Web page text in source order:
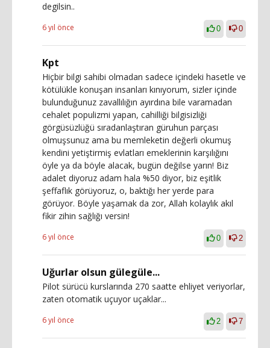
degilsin..
6 yıl önce 0 0
Kpt
Hiçbir bilgi sahibi olmadan sadece içindeki hasetle ve
kötülükle konuşan insanları kınıyorum, sizler içinde
bulunduğunuz zavallılığın ayırdına bile varamadan
cehalet populizmi yapan, cahilliği bilgisizliği
görgüsüzlüğü sıradanlaştıran güruhun parçası
olmuşsunuz ama bu memleketin değerli okumuş
kendini yetiştirmiş evlatları emeklerinin karşılığını
öyle ya da böyle alacak, bugün değilse yarın! Biz
adalet diyoruz adam hala %50 diyor, biz eşitlik
şeffaflık görüyoruz, o, baktığı her yerde para
görüyor. Böyle yaşamak da zor, Allah kolaylık akıl
fikir zihin sağlığı versin!
6 yıl önce 0 2
Uğurlar olsun gülegüle...
Pilot sürücü kurslarında 270 saatte ehliyet veriyorlar,
zaten otomatik uçuyor uçaklar...
6 yıl önce 2 7